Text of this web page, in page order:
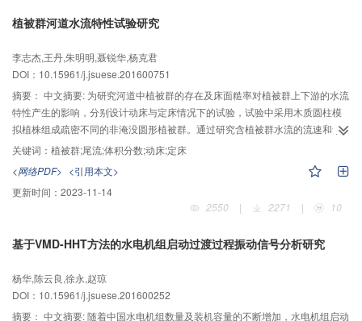
下，较陡岸坡经水流淘刷后更易失稳，岸坡冲刷崩塌量及崩塌物质在河床上的
交互作用的影响，可用于指导河道岸坡防护及河道整治规划。
植被群河道水流特性试验研究
李志杰,王丹,朱明明,聂锐华,杨克君
DOI：10.15961/j.jsuese.201600751
摘要： 中文摘要: 为研究河道中植被群的存在及床面糙率对植被群上下游的水流
特性产生的影响，分别设计动床与定床情况下的试验，试验中采用木质圆柱模
拟植株组成疏密不同的非淹没圆形植被群。通过研究含植被群水流的流速和紊
动动能的分布，分析植被群上游水流调整长度和尾流的形成与发展过程。试验
研究表明：当植被群的直径不变时，植被群上游的水流调整长度与植被群的密
度无关，在该试验条件下，床面糙率对其影响可以忽略；提出体积分数φ作为综
合表征植被群密度与植被群直径的参数，比较床面糙率与体积分数φ对完整尾流
长度的贡献，发现植被群后形成的完整尾流长度L的大小主要与体积分数φ值有
值影响，稳定尾流长度L1的形成主要与φ值有关，并且在φ=6%附近，L1/D出
受植被群的密度及床面糙率影响。由于植被群密度的不同，尾流结构中水体的
能量交换和横向剪切层的发展也不相同，这是影响植被群后的流速恢复至正常
流速的位置和稳定尾流形成的主要因素。本文所得结果可为进一步分析不同床
关键词： 植被群;尾流;体积分数;动床;定床
<网络PDF> <引用本文>
更新时间： 2023-11-14
2550
| 2271 | 10
基于VMD-HHT方法的水电机组启动过渡过程振动信号分析研究
杨华,陈云良,徐永,赵琼
DOI：10.15961/j.jsuese.201600252
摘要： 中文摘要: 随着中国水电机组数量及装机容量的不断增加，水电机组启动